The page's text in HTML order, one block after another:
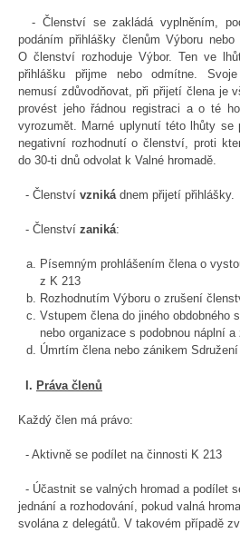
- Členství se zakládá vyplněním,
podáním přihlášky členům Výboru nebo
O členství rozhoduje Výbor. Ten ve
přihlášku přijme nebo odmítne.
nemusí zdůvodňovat, při přijetí člena je
provést jeho řádnou registraci a o té ho
vyrozumět. Marné uplynutí této lhůty se
negativní rozhodnutí o členství, proti
do 30-ti dnů odvolat k Valné hromadě.
- Členství vznikádnem přijetí přihlášky.
- Členství zaniká:
Písemným prohlášením člena o
z K 213
Rozhodnutím Výboru o zrušení
Vstupem člena do jiného obdobného
nebo organizace s podobnou náplní a
Úmrtím člena nebo zánikem Sdružení
I. Práva členů
Každý člen má právo:
- Aktivně se podílet na činnosti K 213
- Účastnit se valných hromad a podílet
jednání a rozhodování, pokud valná
svolána z delegátů. V takovém případě